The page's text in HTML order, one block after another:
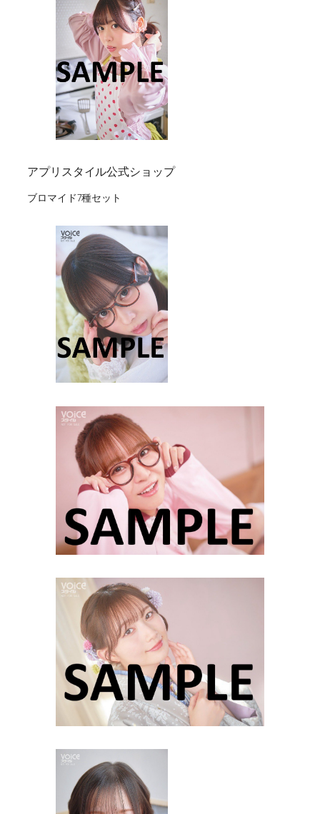
アプリスタイル公式ショップ
ブロマイド7種セット